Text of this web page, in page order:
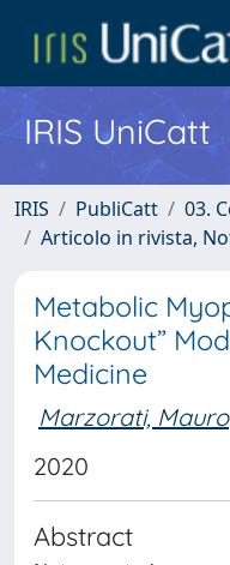
IRIS UniCatt
IRIS PubliCatt
03.
Articolo in rivista,
Metabolic
Knockout”
Medicine
Marzorati, Mauro
2020
Abstract